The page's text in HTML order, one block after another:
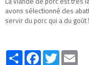
avons sélectionné des
servir du porc qui a du goût !
PartagerFacebookTwitter